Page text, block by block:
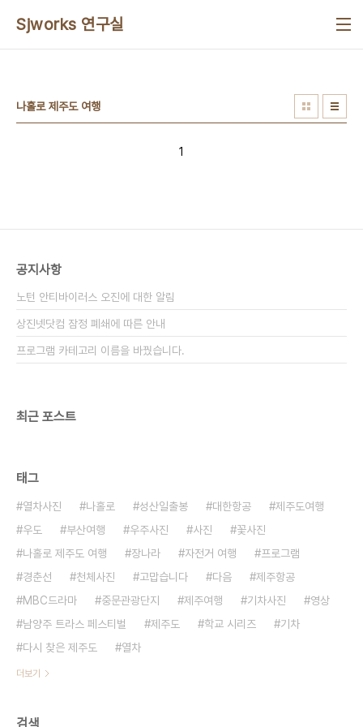
Sjworks 연구실
나홀로 제주도 여행
1
공지사항
노턴 안티바이러스 오진에 대한 알림
상진넷닷컴 잠정 폐쇄에 따른 안내
프로그램 카테고리 이름을 바꿨습니다.
최근 포스트
태그
열차사진 나홀로 성산일출봉 대한항공
제주도여행
우도
부산여행 우주사진 사진
꽃사진
나홀로 제주도 여행
장나라 자전거 여행
프로그램
경춘선
천체사진 고맙습니다 다음
제주항공
MBC드라마
중문관광단지 제주여행 기차사진
영상
남양주 트라스 페스티벌
제주도 학교 시리즈
기차
다시 찾은 제주도
열차
더보기
검색